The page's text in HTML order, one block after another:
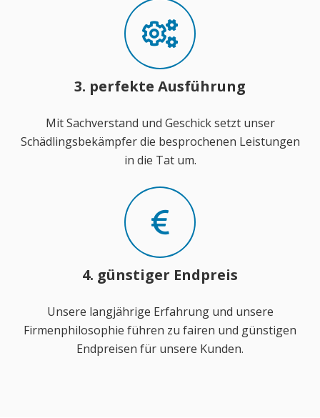
3. perfekte Ausführung
Mit Sachverstand und Geschick setzt unser
Schädlingsbekämpfer die besprochenen Leistungen
in die Tat um.
4. günstiger Endpreis
Unsere langjährige Erfahrung und unsere
Firmenphilosophie führen zu fairen und günstigen
Endpreisen für unsere Kunden.